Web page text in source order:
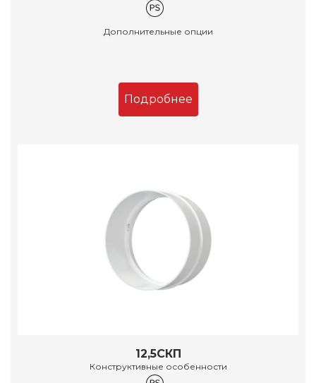
Дополнительные опции
Подробнее
12,5СКП
Конструктивные особенности